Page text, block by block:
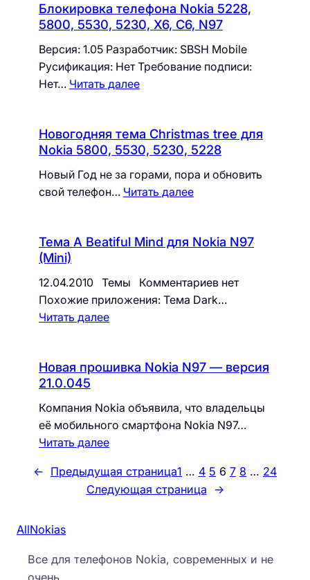
Блокировка телефона Nokia 5228,
5800, 5530, 5230, X6, C6, N97
Версия: 1.05 Разработчик: SBSH Mobile
Русификация: Нет Требование подписи:
Нет… Читать далее
Новогодняя тема Christmas tree для
Nokia 5800, 5530, 5230, 5228
Новый Год не за горами, пора и обновить
свой телефон… Читать далее
Тема A Beatiful Mind для Nokia N97
(Mini)
12.04.2010 Темы Комментариев нет
Похожие приложения: Тема Dark…
Читать далее
Новая прошивка Nokia N97 — версия
21.0.045
Компания Nokia объявила, что владельцы
её мобильного смартфона Nokia N97…
Читать далее
← Предыдущая страница1 … 4 5 6 7 8 … 24
Следующая страница
→
AllNokias
Все для телефонов Nokia, современных и не
очень